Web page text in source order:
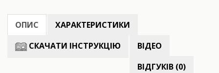
ОПИС
ХАРАКТЕРИСТИКИ
СКАЧАТИ ІНСТРУКЦІЮ
ВІДЕО
ВІДГУКІВ (0)